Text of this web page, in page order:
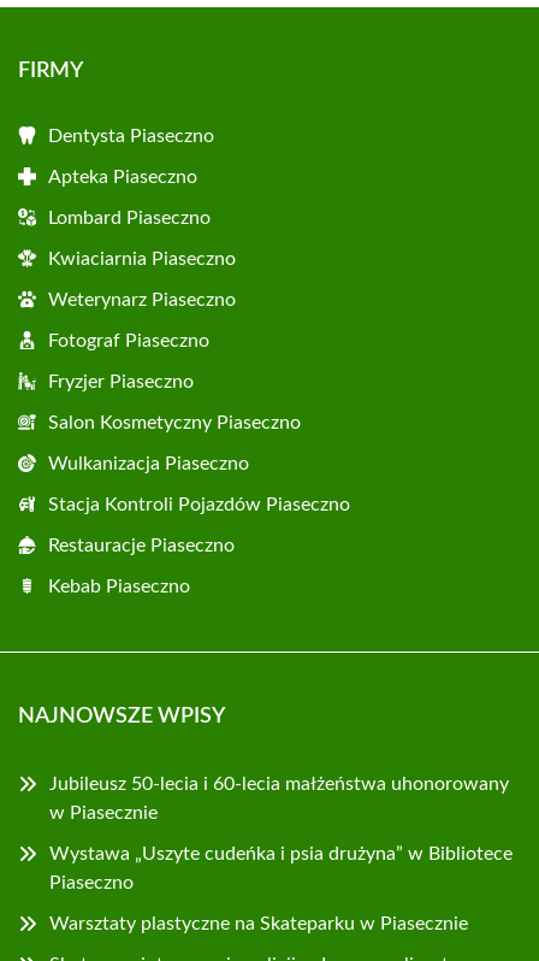
FIRMY
Dentysta Piaseczno
Apteka Piaseczno
Lombard Piaseczno
Kwiaciarnia Piaseczno
Weterynarz Piaseczno
Fotograf Piaseczno
Fryzjer Piaseczno
Salon Kosmetyczny Piaseczno
Wulkanizacja Piaseczno
Stacja Kontroli Pojazdów Piaseczno
Restauracje Piaseczno
Kebab Piaseczno
NAJNOWSZE WPISY
Jubileusz 50-lecia i 60-lecia małżeństwa uhonorowany
w Piasecznie
Wystawa „Uszyte cudeńka i psia drużyna” w Bibliotece
Piaseczno
Warsztaty plastyczne na Skateparku w Piasecznie